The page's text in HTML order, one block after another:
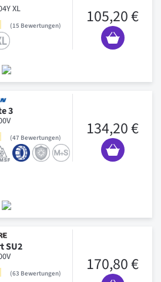
XL
15 Bewertungen 105,20 €
3
47 Bewertungen 134,20 €
SU2
63 Bewertungen 170,80 €